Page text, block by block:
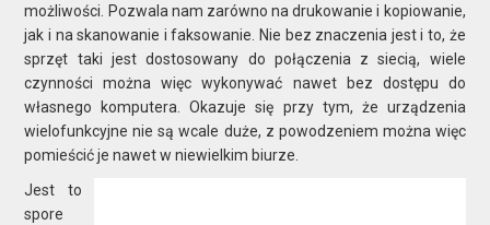
możliwości. Pozwala nam zarówno na drukowanie i kopiowanie,
jak i na skanowanie i faksowanie. Nie bez znaczenia jest i to, że
sprzęt taki jest dostosowany do połączenia z siecią, wiele
czynności można więc wykonywać nawet bez dostępu do
własnego komputera. Okazuje się przy tym, że urządzenia
wielofunkcyjne nie są wcale duże, z powodzeniem można więc
pomieścić je nawet w niewielkim biurze.
Jest to
spore